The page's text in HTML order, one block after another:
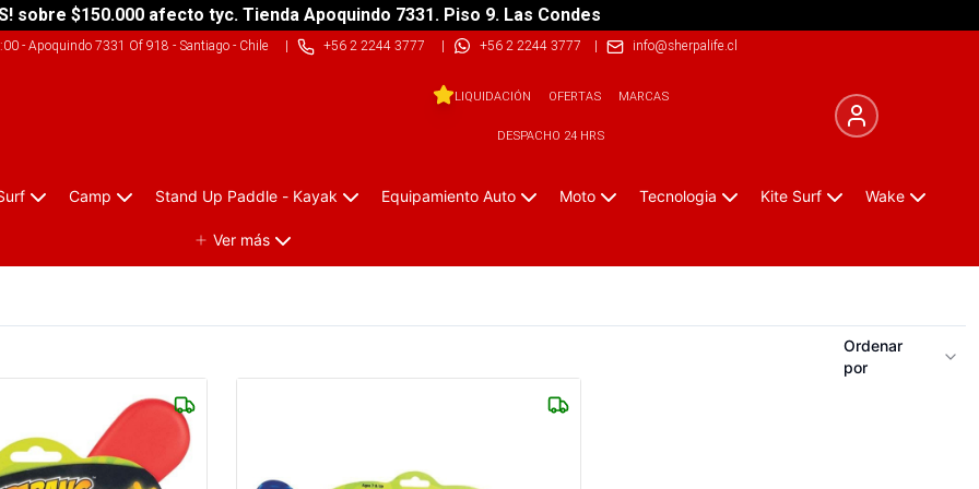
sobre $150.000 afecto tyc. Tienda Apoquindo 7331. Piso 9. Las Condes
- Apoquindo 7331 Of 918 - Santiago - Chile| +56 2 2244 3777 | +56 2 2244 3777 | info@sherpalife.cl
LIQUIDACIÓN OFERTAS MARCAS
DESPACHO 24 HRS
Camp Stand Up Paddle - Kayak Equipamiento Auto Moto Tecnologia Kite Surf Wake
Ver más
Ordenar
por